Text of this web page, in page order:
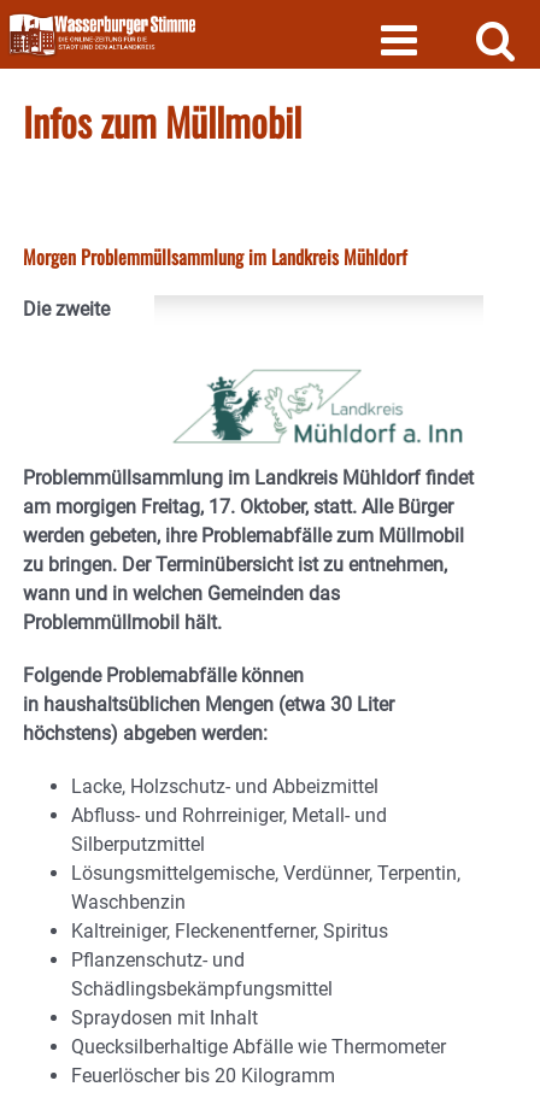
Skip
to
content
Infos zum Müllmobil
Morgen Problemmüllsammlung im Landkreis Mühldorf
Die zweite
Problemmüllsammlung im Landkreis Mühldorf findet
am morgigen Freitag, 17. Oktober, statt. Alle Bürger
werden gebeten, ihre Problemabfälle zum Müllmobil
zu bringen. Der Terminübersicht ist zu entnehmen,
wann und in welchen Gemeinden das
Problemmüllmobil hält.
Folgende Problemabfälle können
in haushaltsüblichen Mengen (etwa 30 Liter
höchstens) abgeben werden:
Lacke, Holzschutz- und Abbeizmittel
Abfluss- und Rohrreiniger, Metall- und
Silberputzmittel
Lösungsmittelgemische, Verdünner, Terpentin,
Waschbenzin
Kaltreiniger, Fleckenentferner, Spiritus
Pflanzenschutz- und
Schädlingsbekämpfungsmittel
Spraydosen mit Inhalt
Quecksilberhaltige Abfälle wie Thermometer
Feuerlöscher bis 20 Kilogramm